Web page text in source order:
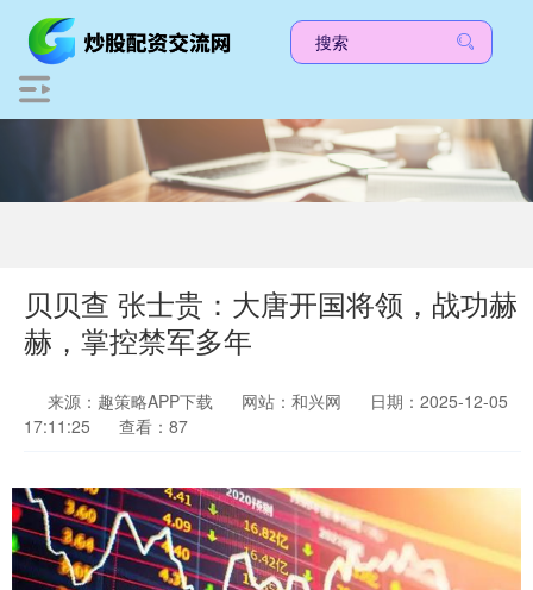
贝贝查 张士贵：大唐开国将领，战功赫
赫，掌控禁军多年
来源：趣策略APP下载 网站：和兴网
日期：2025-12-05
17:11:25
查看：87